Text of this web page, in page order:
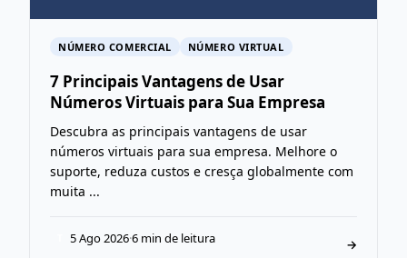
NÚMERO COMERCIAL NÚMERO VIRTUAL
7 Principais Vantagens de Usar
Números Virtuais para Sua Empresa
Descubra as principais vantagens de usar
números virtuais para sua empresa. Melhore o
suporte, reduza custos e cresça globalmente com
muita ...
5 Ago 2026·6 min de leitura →